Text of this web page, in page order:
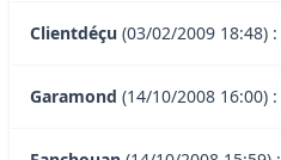
Clientdéçu (03/02/2009 18:48) :
Garamond (14/10/2008 16:00) :